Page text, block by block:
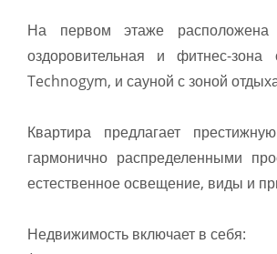
На первом этаже расположена
оздоровительная и фитнес-
Technogym, и сауной с зоной
Квартира предлагает
гармонично распределенными
естественное освещение, виды и
Недвижимость включает в себя: